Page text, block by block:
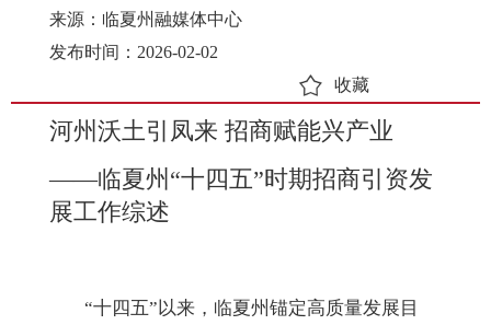
来源：临夏州融媒体中心
发布时间：2026-02-02
收藏
河州沃土引凤来 招商赋能兴产业
——临夏州“十四五”时期招商引资发
展工作综述
“十四五”以来，临夏州锚定高质量发展目